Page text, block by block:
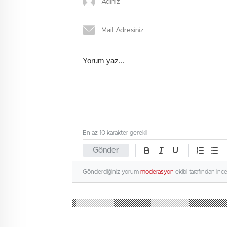
Gönder
En az 10 karakter gerekli
Gönderdiğiniz yorum moderasyon ekibi tarafından